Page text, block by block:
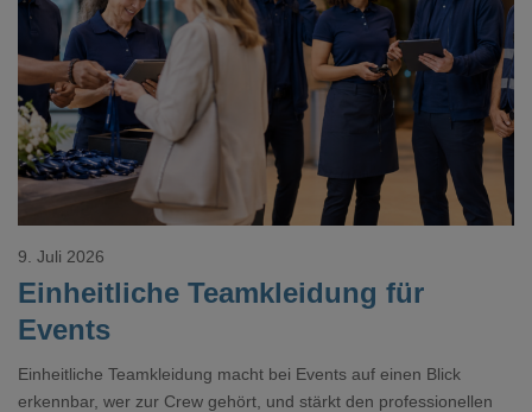
Loading...
Einheitliche Teamkleidung für
Events
9. Juli 2026
Einheitliche Teamkleidung macht bei Events auf einen Blick
erkennbar, wer zur Crew gehört, und stärkt den professionellen